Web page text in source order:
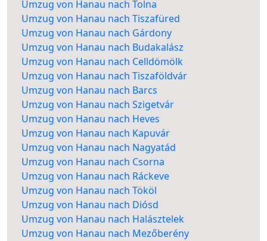
Umzug von Hanau nach Tolna
Umzug von Hanau nach Tiszafüred
Umzug von Hanau nach Gárdony
Umzug von Hanau nach Budakalász
Umzug von Hanau nach Celldömölk
Umzug von Hanau nach Tiszaföldvár
Umzug von Hanau nach Barcs
Umzug von Hanau nach Szigetvár
Umzug von Hanau nach Heves
Umzug von Hanau nach Kapuvár
Umzug von Hanau nach Nagyatád
Umzug von Hanau nach Csorna
Umzug von Hanau nach Ráckeve
Umzug von Hanau nach Tököl
Umzug von Hanau nach Diósd
Umzug von Hanau nach Halásztelek
Umzug von Hanau nach Mezőberény